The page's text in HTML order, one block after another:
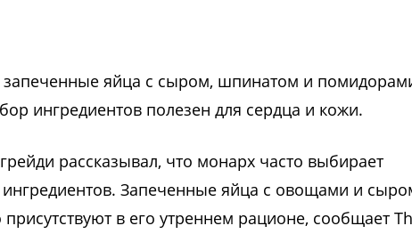
запеченные яйца с сыром, шпинатом и
ингредиентов полезен для сердца и кожи.
рассказывал, что монарх часто выбирает
Запеченные яйца с овощами и
в его утреннем рационе, сообщает